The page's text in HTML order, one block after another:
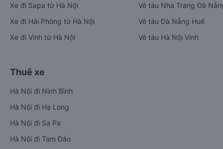
Xe đi Sapa từ Hà Nội
Xe đi Hải Phòng từ Hà Nội
Xe đi Vinh từ Hà Nội
Vé tàu Nha Trang Đà
Vé tàu Đà Nẵng Huế
Vé tàu Hà Nội Vinh
Thuê xe
Hà Nội đi Ninh Bình
Hà Nội đi Hạ Long
Hà Nội đi Sa Pa
Hà Nội đi Tam Đảo